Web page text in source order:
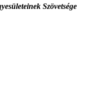
Szövetsége